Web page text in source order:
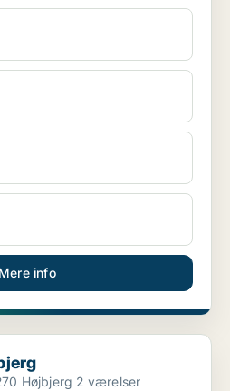
Mere info
Andelsbolig til salg i 8270 Højbjerg 2 værelser